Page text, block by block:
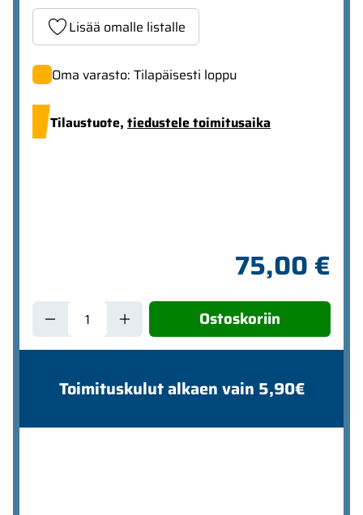
Lisää omalle listalle
Oma varasto: Tilapäisesti loppu
Tilaustuote, tiedustele toimitusaika
75,00 €
Ostoskoriin
Toimituskulut alkaen vain 5,90€